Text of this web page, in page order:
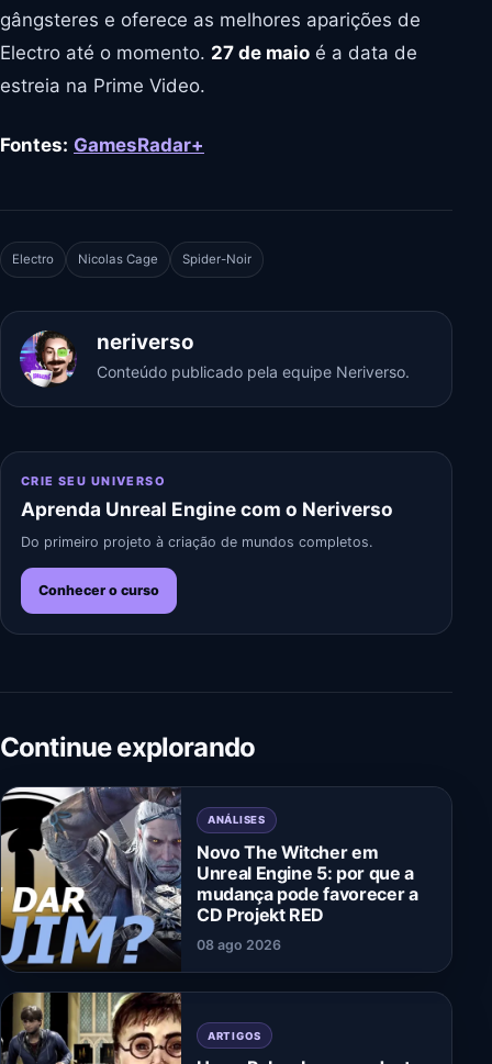
gângsteres e oferece as melhores aparições de
Electro até o momento. 27 de maio é a data de
estreia na Prime Video.
Fontes: GamesRadar+
Electro Nicolas Cage Spider-Noir
neriverso
Conteúdo publicado pela equipe Neriverso.
CRIE SEU UNIVERSO
Aprenda Unreal Engine com o Neriverso
Do primeiro projeto à criação de mundos completos.
Conhecer o curso
Continue explorando
ANÁLISES
Novo The Witcher em
Unreal Engine 5: por que a
mudança pode favorecer a
CD Projekt RED
08 ago 2026
ARTIGOS